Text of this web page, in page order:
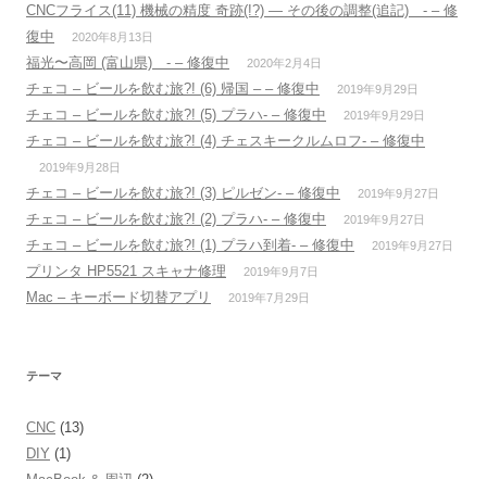
CNCフライス(11) 機械の精度 奇跡(!?) — その後の調整(追記) - – 修
復中
2020年8月13日
福光〜高岡 (富山県) - – 修復中 2020年2月4日
チェコ – ビールを飲む旅?! (6) 帰国 – – 修復中 2019年9月29日
チェコ – ビールを飲む旅?! (5) プラハ- – 修復中 2019年9月29日
チェコ – ビールを飲む旅?! (4) チェスキークルムロフ- – 修復中
2019年9月28日
チェコ – ビールを飲む旅?! (3) ピルゼン- – 修復中 2019年9月27日
チェコ – ビールを飲む旅?! (2) プラハ- – 修復中 2019年9月27日
チェコ – ビールを飲む旅?! (1) プラハ到着- – 修復中 2019年9月27日
プリンタ HP5521 スキャナ修理 2019年9月7日
Mac – キーボード切替アプリ 2019年7月29日
テーマ
CNC (13)
DIY (1)